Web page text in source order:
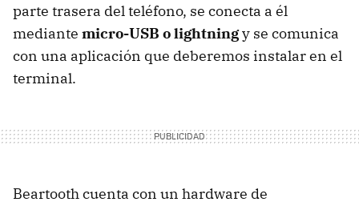
parte trasera del teléfono, se conecta a él
mediante micro-USB o lightningy se comunica
con una aplicación que deberemos instalar en el
terminal.
Beartooth cuenta con un hardware de